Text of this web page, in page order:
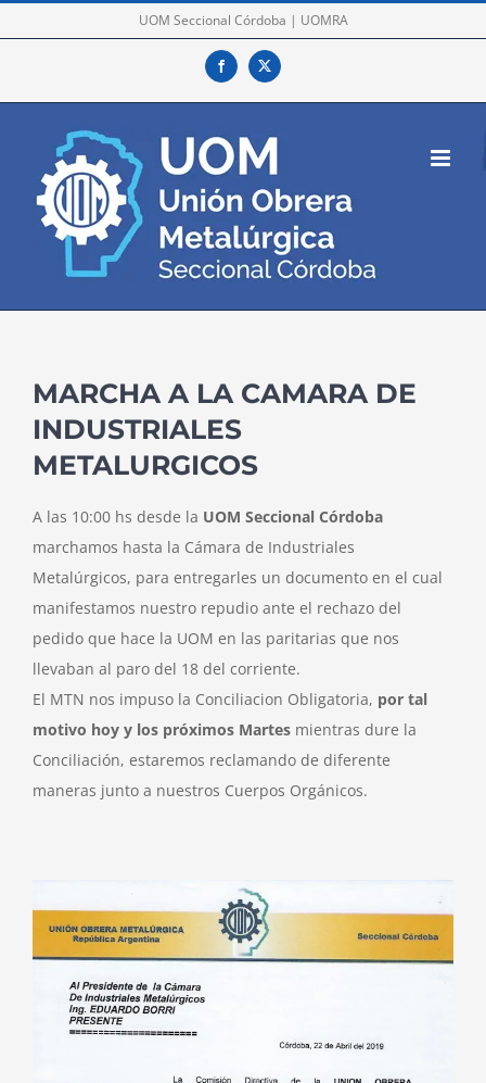
to
UOM Seccional Córdoba | UOMRA
Facebook
X
MARCHA A LA CAMARA DE
INDUSTRIALES
METALURGICOS
A las 10:00 hs desde la UOM Seccional Córdoba
marchamos hasta la Cámara de Industriales
Metalúrgicos, para entregarles un documento en el cual
manifestamos nuestro repudio ante el rechazo del
pedido que hace la UOM en las paritarias que nos
llevaban al paro del 18 del corriente.
El MTN nos impuso la Conciliacion Obligatoria, por tal
motivo hoy y los próximos Martes mientras dure la
Conciliación, estaremos reclamando de diferente
maneras junto a nuestros Cuerpos Orgánicos.